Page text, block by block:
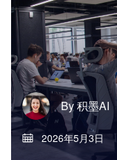
By积墨AI
2026年5月3日